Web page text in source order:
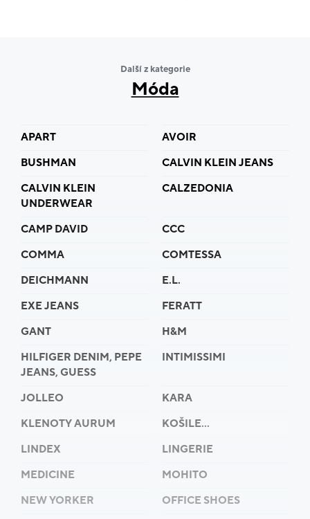
Další z kategorie
Móda
APART
AVOIR
BUSHMAN
CALVIN KLEIN JEANS
CALVIN KLEIN
UNDERWEAR
CALZEDONIA
CAMP DAVID
CCC
COMMA
COMTESSA
DEICHMANN
E.L.
EXE JEANS
FERATT
GANT
H&M
HILFIGER DENIM, PEPE
JEANS, GUESS
INTIMISSIMI
JOLLEO
KARA
KLENOTY AURUM
KOŠILE...
LINDEX
LINGERIE
MEDICINE
MOHITO
NEW YORKER
OFFICE SHOES